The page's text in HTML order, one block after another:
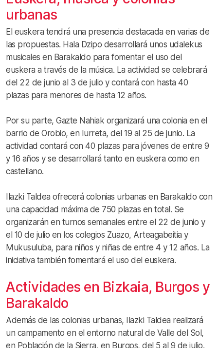
urbanas
El euskera tendrá una presencia destacada en varias de
las propuestas. Hala Dzipo desarrollará unos udalekus
musicales en Barakaldo para fomentar el uso del
euskera a través de la música. La actividad se celebrará
del 22 de junio al 3 de julio y contará con hasta 40
plazas para menores de hasta 12 años.
Por su parte, Gazte Nahiak organizará una colonia en el
barrio de Orobio, en Iurreta, del 19 al 25 de junio. La
actividad contará con 40 plazas para jóvenes de entre 9
y 16 años y se desarrollará tanto en euskera como en
castellano.
Ilazki Taldea ofrecerá colonias urbanas en Barakaldo con
una capacidad máxima de 750 plazas en total. Se
organizarán en turnos semanales entre el 22 de junio y
el 10 de julio en los colegios Zuazo, Arteagabeitia y
Mukusuluba, para niños y niñas de entre 4 y 12 años. La
iniciativa también fomentará el uso del euskera.
Actividades en Bizkaia, Burgos y
Barakaldo
Además de las colonias urbanas, Ilazki Taldea realizará
un campamento en el entorno natural de Valle del Sol,
en Población de la Sierra, en Burgos, del 5 al 9 de julio.